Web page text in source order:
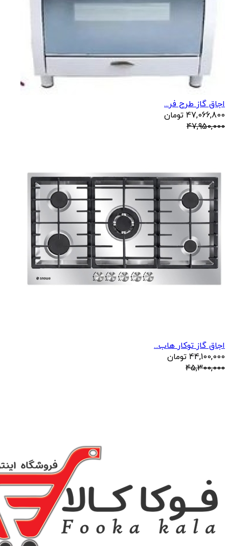
اجاق گاز طرح فر...
47,066,800 تومان
47,950,000
اجاق گاز توکار هاب...
44,100,000 تومان
45,300,000